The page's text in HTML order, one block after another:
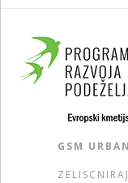
GSM URBAN